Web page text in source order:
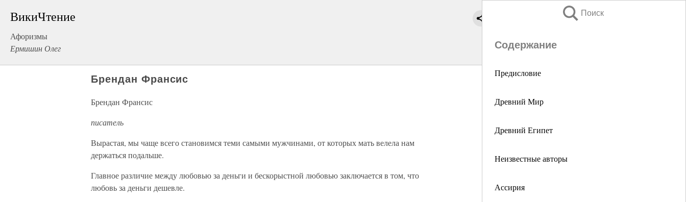
ВикиЧтение
Афоризмы
Ермишин Олег
Поиск
Содержание
Предисловие
Древний Мир
Древний Египет
Неизвестные авторы
Ассирия
Брендан Франсис
Брендан Франсис
писатель
Вырастая, мы чаще всего становимся теми самыми мужчинами, от которых мать велела нам
держаться подальше.
Главное различие между любовью за деньги и бескорыстной любовью заключается в том, что
любовь за деньги дешевле.